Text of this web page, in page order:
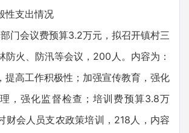
支出情况
会议费预算3.2万元，拟召开镇村三
防火、防汛等会议，200人。内容为：
提高工作积极性；加强宣传教育，强化
，强化监督检查；培训费预算3.8万
财会人员支农政策培训，218人，内容